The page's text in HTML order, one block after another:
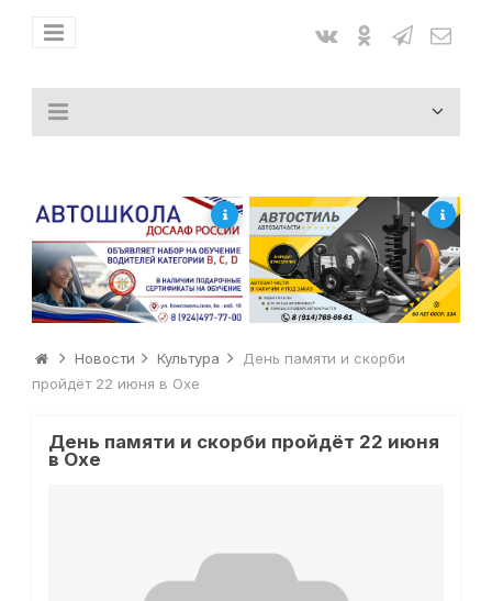
Новости Культура
День памяти и скорби
пройдёт 22 июня в Охе
День памяти и скорби пройдёт 22 июня
в Охе